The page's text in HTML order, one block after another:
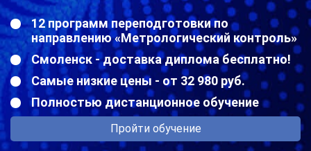
12 программ переподготовки по
направлению «Метрологический контроль»
Смоленск - доставка диплома бесплатно!
Самые низкие цены - от 32 980 руб.
Полностью дистанционное обучение
Пройти обучение